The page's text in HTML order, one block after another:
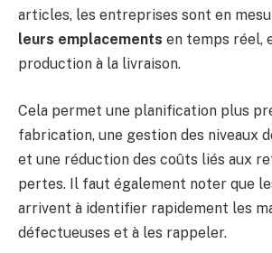
articles, les entreprises sont en
leurs emplacements en temps réel,
production à la livraison.
Cela permet une planification plus
fabrication, une gestion des niveaux
et une réduction des coûts liés aux
pertes. Il faut également noter que
arrivent à identifier rapidement les
défectueuses et à les rappeler.